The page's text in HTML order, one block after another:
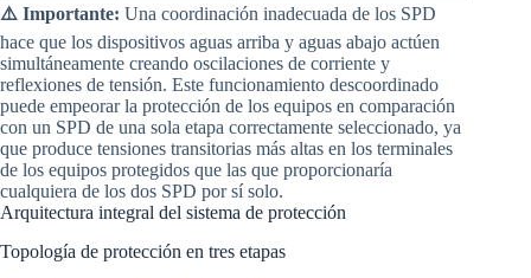
⚠️ Importante: Una coordinación inadecuada de los SPD
hace que los dispositivos aguas arriba y aguas abajo actúen
simultáneamente creando oscilaciones de corriente y
reflexiones de tensión. Este funcionamiento descoordinado
puede empeorar la protección de los equipos en comparación
con un SPD de una sola etapa correctamente seleccionado, ya
que produce tensiones transitorias más altas en los terminales
de los equipos protegidos que las que proporcionaría
cualquiera de los dos SPD por sí solo.
Arquitectura integral del sistema de protección
Topología de protección en tres etapas